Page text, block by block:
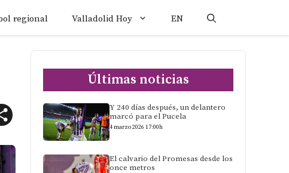
regional Valladolid Hoy EN
Últimas noticias
Y 240 días después, un delantero
marcó para el Pucela
4 marzo 2026 17:00h
El calvario del Promesas desde los
once metros